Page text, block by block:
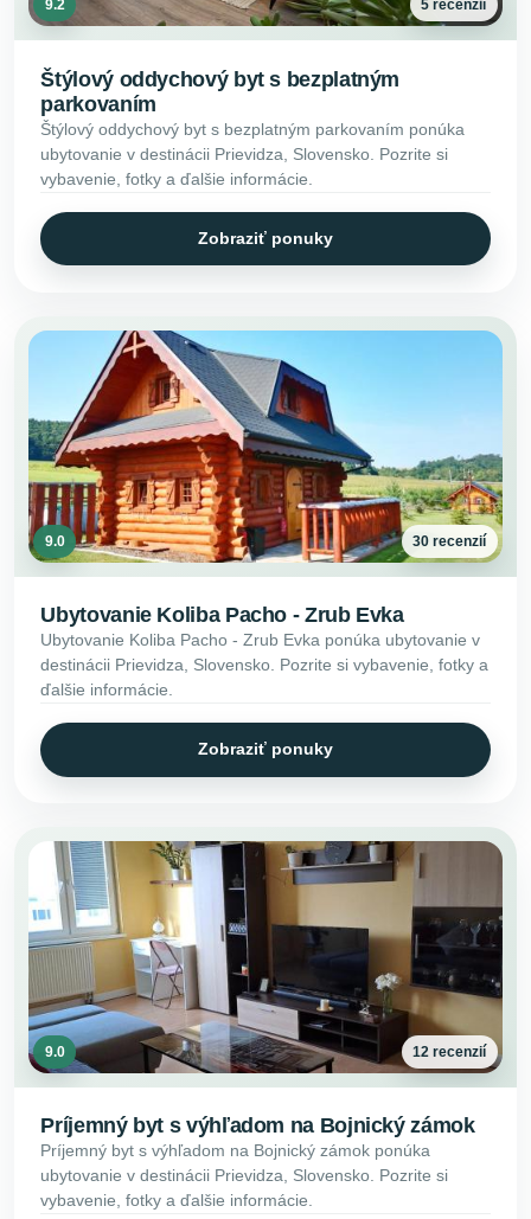
9.2 5 recenzií
Štýlový oddychový byt s bezplatným
parkovaním
Štýlový oddychový byt s bezplatným parkovaním ponúka
ubytovanie v destinácii Prievidza, Slovensko. Pozrite si
vybavenie, fotky a ďalšie informácie.
Zobraziť ponuky
9.0 30 recenzií
Ubytovanie Koliba Pacho - Zrub Evka
Ubytovanie Koliba Pacho - Zrub Evka ponúka ubytovanie v
destinácii Prievidza, Slovensko. Pozrite si vybavenie, fotky a
ďalšie informácie.
Zobraziť ponuky
9.0 12 recenzií
Príjemný byt s výhľadom na Bojnický zámok
Príjemný byt s výhľadom na Bojnický zámok ponúka
ubytovanie v destinácii Prievidza, Slovensko. Pozrite si
vybavenie, fotky a ďalšie informácie.